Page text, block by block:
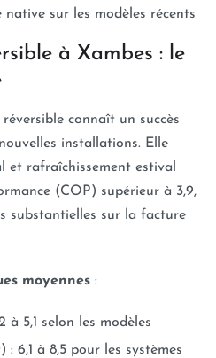
sur les modèles récents
à Xambes : le
connaît un succès
installations. Elle
et rafraîchissement estival
(COP) supérieur à 3,9,
substantielles sur la facture
moyennes :
à 5,1 selon les modèles
: 6,1 à 8,5 pour les systèmes